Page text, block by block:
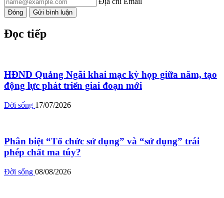
Đóng Gửi bình luận
Đọc tiếp
HĐND Quảng Ngãi khai mạc kỳ họp giữa năm, tạo
động lực phát triển giai đoạn mới
Đời sống 17/07/2026
Phân biệt “Tổ chức sử dụng” và “sử dụng” trái
phép chất ma túy?
Đời sống 08/08/2026